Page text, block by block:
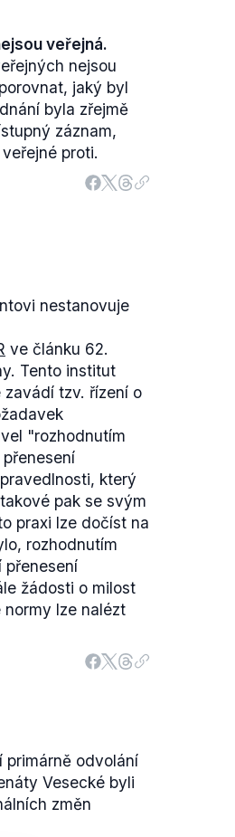
veřejná.
nejsou
jaký byl
byla zřejmě
záznam,
proti.
nestanovuje
ve článku 62.
Tento institut
zavádí tzv. řízení o
"rozhodnutím
který
pak se svým
praxi lze dočíst na
rozhodnutím
přenesení
žádosti o milost
lze nalézt
primárně odvolání
Vesecké byli
změn